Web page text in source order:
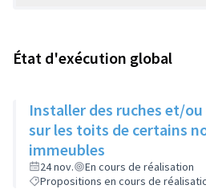
État d'exécution global
Installer des ruches et/ou
sur les toits de certains
immeubles
24 nov.
En cours de réalisation
Propositions en cours de